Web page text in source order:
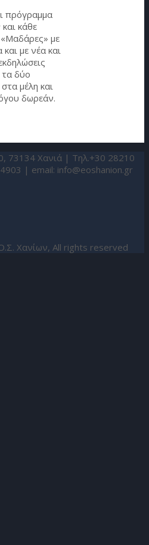
πρόγραμμα
κάθε
με
με νέα και
δύο
μέλη και
δωρεάν.
73134 Χανιά | Τηλ.+30 28210
| email: info@eoshanion.gr
Χανίων, All rights reserved